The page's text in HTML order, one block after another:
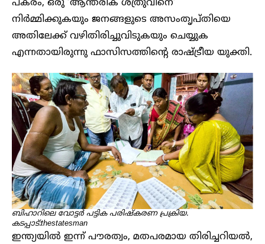
പകരം, ഒരു ‘ആന്തരിക ശത്രുവിനെ’
നിർമ്മിക്കുകയും ജനങ്ങളുടെ അസംതൃപ്തിയെ
അതിലേക്ക് വഴിതിരിച്ചുവിടുകയും ചെയ്യുക
എന്നതായിരുന്നു ഫാസിസത്തിന്റെ രാഷ്ട്രീയ യുക്തി.
ബിഹാറിലെ വോട്ടർ പട്ടിക പരിഷ്കരണ പ്രക്രിയ.
കടപ്പാട്:thestatesman
ഇന്ത്യയിൽ ഇന്ന് പൗരത്വം, മതപരമായ തിരിച്ചറിയൽ,